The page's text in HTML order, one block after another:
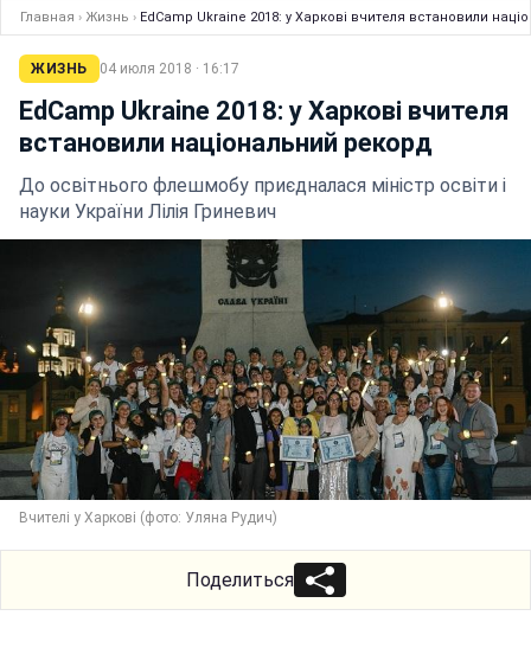
Главная › Жизнь › EdCamp Ukraine 2018: у Харкові вчителя встановили
ЖИЗНЬ 04 июля 2018 · 16:17
EdCamp Ukraine 2018: у Харкові вчителя
встановили національний рекорд
До освітнього флешмобу приєдналася міністр освіти і
науки України Лілія Гриневич
Вчителі у Харкові (фото: Уляна Рудич)
Поделиться